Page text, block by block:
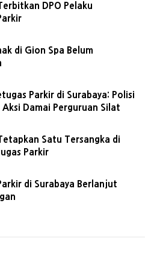
DPO Pelaku
di Gion Spa Belum
Parkir di Surabaya: Polisi
Damai Perguruan Silat
Satu Tersangka di
Parkir
di Surabaya Berlanjut